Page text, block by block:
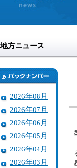
地方ニュース
2026年08月
2026年07月
2026年06月
2026年05月
2026年04月
2026年03月